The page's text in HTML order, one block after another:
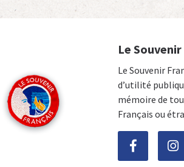
Le
Le Souvenir
d’utilité
mémoire de
Français ou